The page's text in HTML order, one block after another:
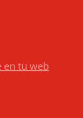
en tu web